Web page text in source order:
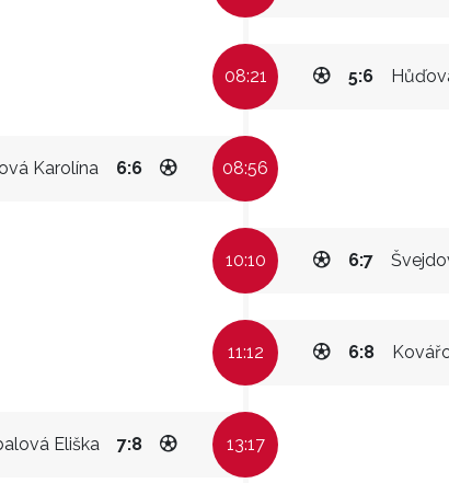
08:21 5:6
Karolína 6:6 08:56
10:10 6:7
11:12 6:8
Eliška 7:8 13:17